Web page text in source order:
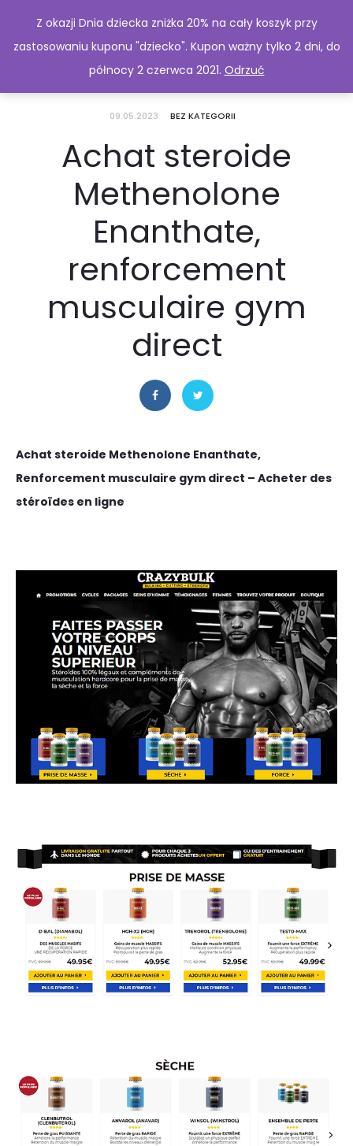
09.05.2023 BEZ KATEGORII
Achat steroide
Methenolone
Enanthate,
renforcement
musculaire gym
direct
Achat steroide Methenolone Enanthate,
Renforcement musculaire gym direct – Acheter des
stéroïdes en ligne
Z okazji Dnia dziecka zniżka 20% na cały koszyk przy
zastosowaniu kuponu "dziecko". Kupon ważny tylko 2 dni, do
północy 2 czerwca 2021. Odrzuć